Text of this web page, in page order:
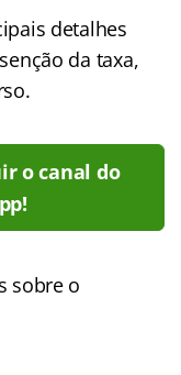
detalhes
da taxa,
o canal do
sobre o